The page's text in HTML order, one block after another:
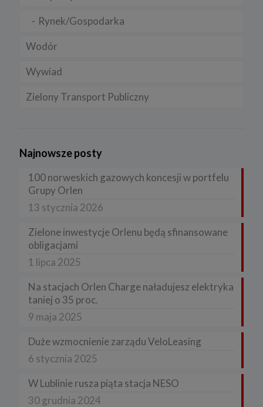
Rynek/Gospodarka
Wodór
Wywiad
Zielony Transport Publiczny
Najnowsze posty
100 norweskich gazowych koncesji w portfelu
Grupy Orlen
13 stycznia 2026
Zielone inwestycje Orlenu będą sfinansowane
obligacjami
1 lipca 2025
Na stacjach Orlen Charge naładujesz elektryka
taniej o 35 proc.
9 maja 2025
Duże wzmocnienie zarządu VeloLeasing
6 stycznia 2025
W Lublinie rusza piąta stacja NESO
30 grudnia 2024